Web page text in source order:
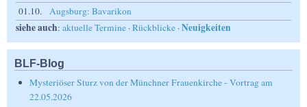
01.10.
Augsburg: Bavarikon
siehe auch: aktuelle Termine ·Rückblicke ·Neuigkeiten
BLF-Blog
Mysteriöser Sturz von der Münchner Frauenkirche - Vortrag am
22.05.2026